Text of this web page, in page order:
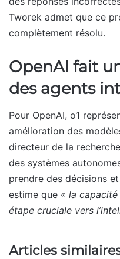
Tworek admet que ce
complètement résolu.
OpenAI fait
des agents
Pour OpenAI, o1
amélioration des
directeur de la
des systèmes
prendre des décisions
estime que « la
étape cruciale vers
Articles